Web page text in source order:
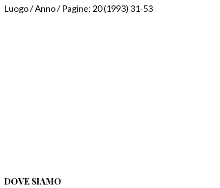
Luogo / Anno / Pagine: 20 (1993) 31-53
DOVE SIAMO